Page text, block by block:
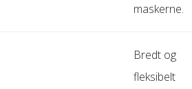
maskerne.
Bredt og
fleksibelt